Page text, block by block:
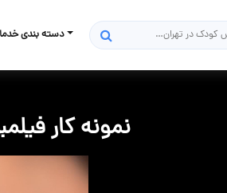
دسته بندی
نمونه کار